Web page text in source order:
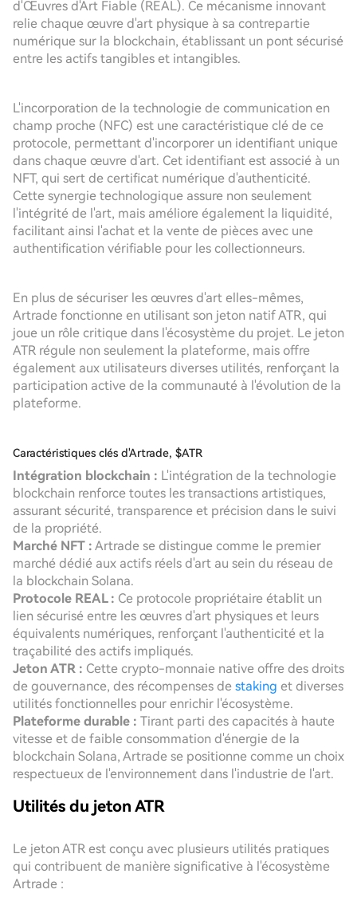
d'Œuvres d'Art Fiable (REAL). Ce mécanisme innovant
relie chaque œuvre d'art physique à sa contrepartie
numérique sur la blockchain, établissant un pont sécurisé
entre les actifs tangibles et intangibles.
L'incorporation de la technologie de communication en
champ proche (NFC) est une caractéristique clé de ce
protocole, permettant d'incorporer un identifiant unique
dans chaque œuvre d'art. Cet identifiant est associé à un
NFT, qui sert de certificat numérique d'authenticité.
Cette synergie technologique assure non seulement
l'intégrité de l'art, mais améliore également la liquidité,
facilitant ainsi l'achat et la vente de pièces avec une
authentification vérifiable pour les collectionneurs.
En plus de sécuriser les œuvres d'art elles-mêmes,
Artrade fonctionne en utilisant son jeton natif ATR, qui
joue un rôle critique dans l'écosystème du projet. Le jeton
ATR régule non seulement la plateforme, mais offre
également aux utilisateurs diverses utilités, renforçant la
participation active de la communauté à l'évolution de la
plateforme.
Caractéristiques clés d'Artrade, $ATR
Intégration blockchain : L'intégration de la technologie
blockchain renforce toutes les transactions artistiques,
assurant sécurité, transparence et précision dans le suivi
de la propriété.
Marché NFT : Artrade se distingue comme le premier
marché dédié aux actifs réels d'art au sein du réseau de
la blockchain Solana.
Protocole REAL : Ce protocole propriétaire établit un
lien sécurisé entre les œuvres d'art physiques et leurs
équivalents numériques, renforçant l'authenticité et la
traçabilité des actifs impliqués.
Jeton ATR : Cette crypto-monnaie native offre des droits
de gouvernance, des récompenses de staking et diverses
utilités fonctionnelles pour enrichir l'écosystème.
Plateforme durable : Tirant parti des capacités à haute
vitesse et de faible consommation d'énergie de la
blockchain Solana, Artrade se positionne comme un choix
respectueux de l'environnement dans l'industrie de l'art.
Utilités du jeton ATR
Le jeton ATR est conçu avec plusieurs utilités pratiques
qui contribuent de manière significative à l'écosystème
Artrade :